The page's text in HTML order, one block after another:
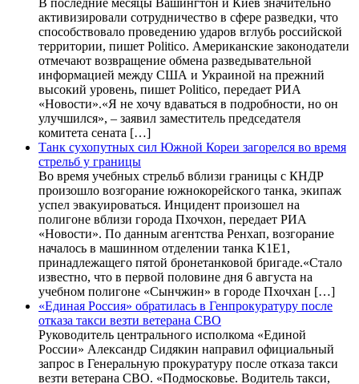
В последние месяцы Вашингтон и Киев значительно
активизировали сотрудничество в сфере разведки, что
способствовало проведению ударов вглубь российской
территории, пишет Politico. Американские законодатели
отмечают возвращение обмена разведывательной
информацией между США и Украиной на прежний
высокий уровень, пишет Politico, передает РИА
«Новости».«Я не хочу вдаваться в подробности, но он
улучшился», – заявил заместитель председателя
комитета сената […]
Танк сухопутных сил Южной Кореи загорелся во время
стрельб у границы
Во время учебных стрельб вблизи границы с КНДР
произошло возгорание южнокорейского танка, экипаж
успел эвакуироваться. Инцидент произошел на
полигоне вблизи города Пхочхон, передает РИА
«Новости». По данным агентства Ренхап, возгорание
началось в машинном отделении танка K1E1,
принадлежащего пятой бронетанковой бригаде.«Стало
известно, что в первой половине дня 6 августа на
учебном полигоне «Сынчжин» в городе Пхочхан […]
«Единая Россия» обратилась в Генпрокуратуру после
отказа такси везти ветерана СВО
Руководитель центрального исполкома «Единой
России» Александр Сидякин направил официальный
запрос в Генеральную прокуратуру после отказа такси
везти ветерана СВО. «Подмосковье. Водитель такси,